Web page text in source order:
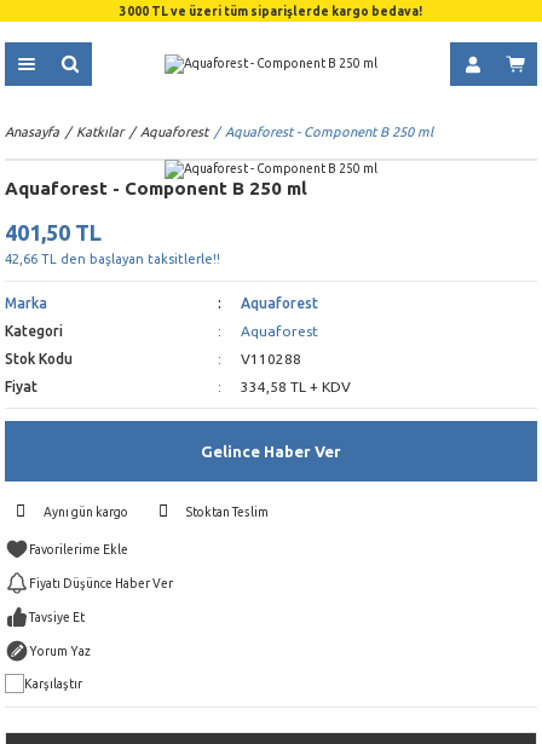
3000 TL ve üzeri tüm siparişlerde kargo bedava!
Anasayfa Katkılar Aquaforest Aquaforest - Component B 250 ml
Aquaforest - Component B 250 ml
401,50 TL
42,66 TL den başlayan taksitlerle!!
Marka
Aquaforest
Kategori
Aquaforest
Stok Kodu
V110288
Fiyat
334,58 TL + KDV
Gelince Haber Ver
Aynı gün kargo Stoktan Teslim
Fiyatı Düşünce Haber Ver
Tavsiye Et
Yorum Yaz
Karşılaştır